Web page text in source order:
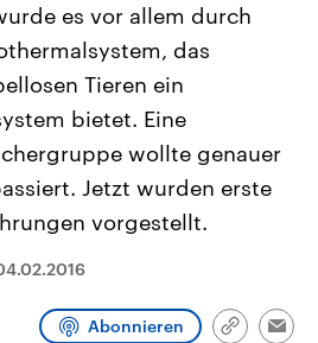
6.
aus
Berichte
Parteien
Aktuelle Beiträge,
Hintergründe
Wirtschaftlich und
gehören die Vereinigten
den mächtigsten Ländern
mit großem Einfluss auf
aktuelle Weltgeschehen.
Podcasts
es vor allem durch
das
Tieren ein
bietet. Eine
wollte genauer
Jetzt wurden erste
vorgestellt.
Abonnieren
Link